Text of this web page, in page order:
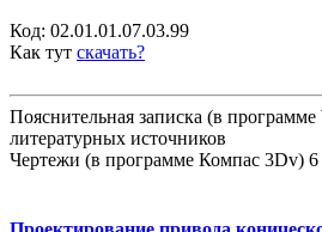
Код: 02.01.01.07.03.99
Как тут скачать?
Пояснительная записка (в программе
литературных источников
Чертежи (в программе Компас 3Dv)